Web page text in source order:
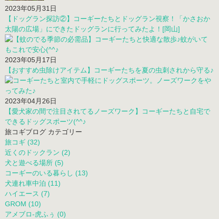
2023年05月31日
【ドッグラン探訪②】コーギーたちとドッグラン視察！「かさおか
太陽の広場」にできたドッグランに行ってみたよ！[岡山]
2023年05月17日
【おすすめ虫除けアイテム】コーギーたちを夏の虫刺されから守る♪
2023年04月26日
【愛犬家の間で注目されてるノーズワーク】コーギーたちと自宅で
できるドッグスポーツ(^^♪
旅コギブログ カテゴリー
旅コギ (32)
近くのドックラン (2)
犬と遊べる場所 (5)
コーギーのいる暮らし (13)
犬連れ車中泊 (11)
ハイエース (7)
GROM (10)
アメブロ-虎ふぅ (0)